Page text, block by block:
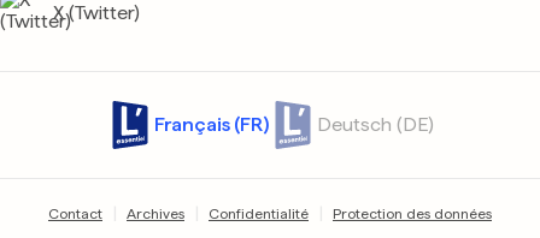
X (Twitter)
Français (FR) Deutsch (DE)
Contact Archives Confidentialité Protection des données